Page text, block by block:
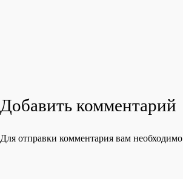
Добавить комментарий
Для отправки комментария вам необходимо